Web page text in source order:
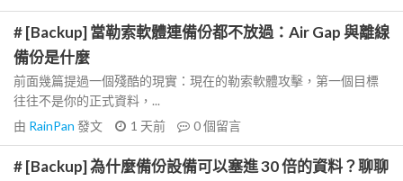
# [Backup] 當勒索軟體連備份都不放過：Air Gap 與離線
備份是什麼
前面幾篇提過一個殘酷的現實：現在的勒索軟體攻擊，第一個目標
往往不是你的正式資料，...
由 RainPan 發文 1 天前 0個留言
# [Backup] 為什麼備份設備可以塞進 30 倍的資料？聊聊